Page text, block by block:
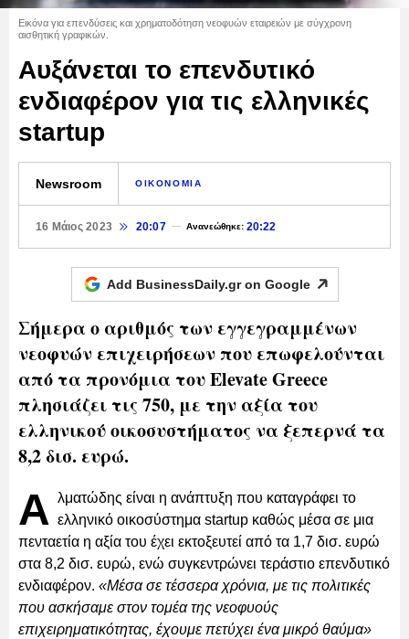
Εικόνα για επενδύσεις και χρηματοδότηση νεοφυών εταιρειών με σύγχρονη
αισθητική γραφικών.
Αυξάνεται το επενδυτικό
ενδιαφέρον για τις ελληνικές
startup
Newsroom ΟΙΚΟΝΟΜΙΑ
16 Μάιος 2023 20:07 Ανανεώθηκε:20:22
Add BusinessDaily.gr on Google
Σήμερα ο αριθμός των εγγεγραμμένων
νεοφυών επιχειρήσεων που επωφελούνται
από τα προνόμια του Elevate Greece
πλησιάζει τις 750, με την αξία του
ελληνικού οικοσυστήματος να ξεπερνά τα
8,2 δισ. ευρώ.
Α λματώδης είναι η ανάπτυξη που καταγράφει το
ελληνικό οικοσύστημα startup καθώς μέσα σε μια
πενταετία η αξία του έχει εκτοξευτεί από τα 1,7 δισ. ευρώ
στα 8,2 δισ. ευρώ, ενώ συγκεντρώνει τεράστιο επενδυτικό
ενδιαφέρον. «Μέσα σε τέσσερα χρόνια, με τις πολιτικές
που ασκήσαμε στον τομέα της νεοφυούς
επιχειρηματικότητας, έχουμε πετύχει ένα μικρό θαύμα»